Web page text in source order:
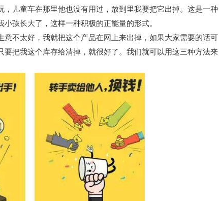
儿童车在那里他也没有用过，放到里我要把它出掉。这是一种
孩长大了，这样一种积极的正能量的形式。
不太好，我就把这个产品在网上来出掉，如果大家需要的话可
把我这个库存给清掉，就很好了。我们就可以用这三种方法来